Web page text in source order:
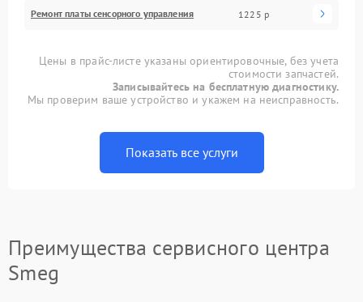
Ремонт платы сенсорного управления 1225 р
Цены в прайс-листе указаны ориентировочные, без учета
стоимости запчастей.
Записывайтесь на бесплатную диагностику.
Мы проверим ваше устройство и укажем на неисправность.
Показать все услуги
Преимущества сервисного центра
Smeg